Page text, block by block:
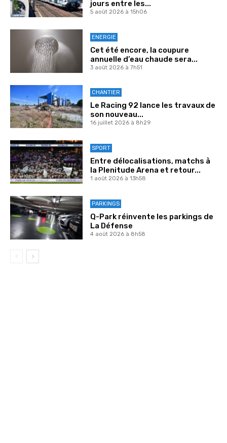
jours entre les...
5 août 2026 à 15h06
ENERGIE
Cet été encore, la coupure
annuelle d’eau chaude sera...
3 août 2026 à 7h51
CHANTIER
Le Racing 92 lance les travaux de
son nouveau...
16 juillet 2026 à 8h29
SPORT
Entre délocalisations, matchs à
la Plenitude Arena et retour...
1 août 2026 à 13h58
PARKINGS
Q-Park réinvente les parkings de
La Défense
4 août 2026 à 8h58